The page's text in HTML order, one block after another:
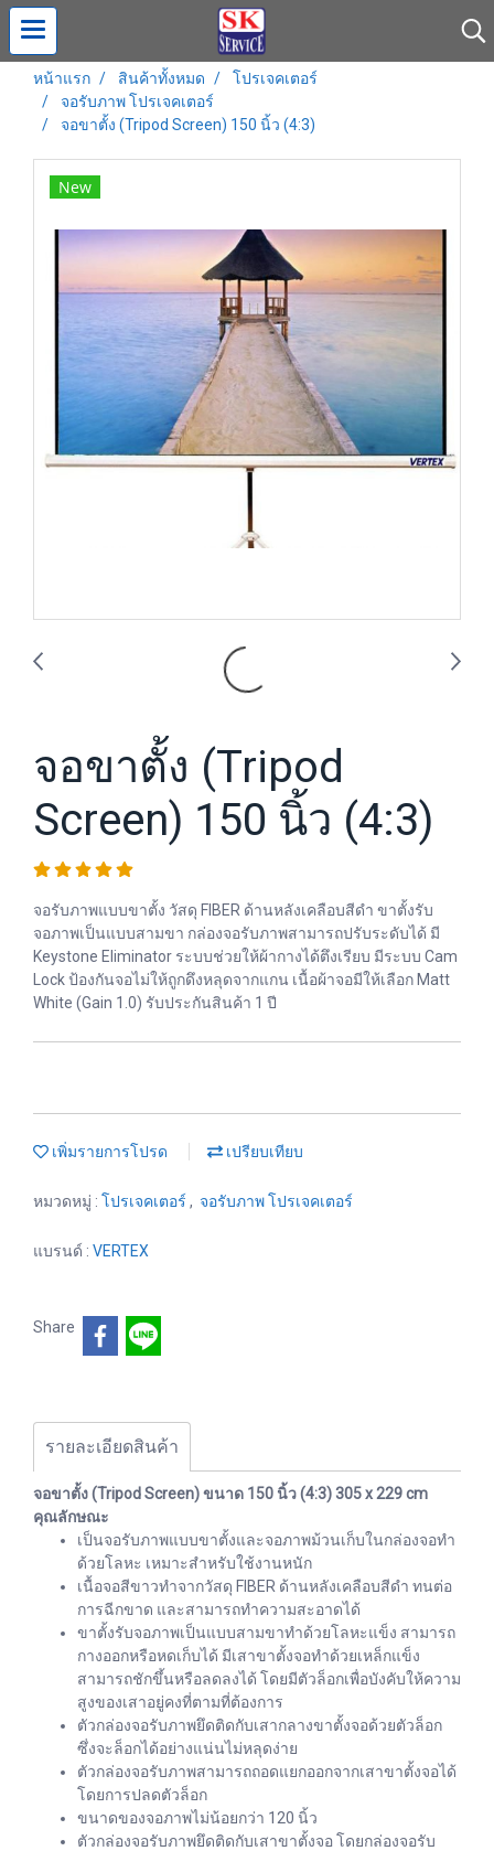
หน้าแรก สินค้าทั้งหมด
โปรเจคเตอร์
จอรับภาพ โปรเจคเตอร์
จอขาตั้ง (Tripod Screen) 150 นิ้ว (4:3)
New
จอขาตั้ง (Tripod
Screen) 150 นิ้ว (4:3)
จอรับภาพแบบขาตั้ง วัสดุ FIBER ด้านหลังเคลือบสีดำ ขาตั้งรับ
จอภาพเป็นแบบสามขา กล่องจอรับภาพสามารถปรับระดับได้ มี
Keystone Eliminator ระบบช่วยให้ผ้ากางได้ตึงเรียบ มีระบบ Cam
Lock ป้องกันจอไม่ให้ถูกดึงหลุดจากแกน เนื้อผ้าจอมีให้เลือก Matt
White (Gain 1.0) รับประกันสินค้า 1 ปี
เพิ่มรายการโปรด เปรียบเทียบ
หมวดหมู่ : โปรเจคเตอร์ , จอรับภาพ โปรเจคเตอร์
แบรนด์ : VERTEX
Share
รายละเอียดสินค้า
จอขาตั้ง (Tripod Screen) ขนาด 150 นิ้ว (4:3) 305 x 229 cm
คุณลักษณะ
เป็นจอรับภาพแบบขาตั้งและจอภาพม้วนเก็บในกล่องจอทำ
ด้วยโลหะ เหมาะสำหรับใช้งานหนัก
เนื้อจอสีขาวทำจากวัสดุ FIBER ด้านหลังเคลือบสีดำ ทนต่อ
การฉีกขาด และสามารถทำความสะอาดได้
ขาตั้งรับจอภาพเป็นแบบสามขาทำด้วยโลหะแข็ง สามารถ
กางออกหรือหดเก็บได้ มีเสาขาตั้งจอทำด้วยเหล็กแข็ง
สามารถชักขึ้นหรือลดลงได้ โดยมีตัวล็อกเพื่อบังคับให้ความ
สูงของเสาอยู่คงที่ตามที่ต้องการ
ตัวกล่องจอรับภาพยึดติดกับเสากลางขาตั้งจอด้วยตัวล็อก
ซึ่งจะล็อกได้อย่างแน่นไม่หลุดง่าย
ตัวกล่องจอรับภาพสามารถถอดแยกออกจากเสาขาตั้งจอได้
โดยการปลดตัวล็อก
ขนาดของจอภาพไม่น้อยกว่า 120 นิ้ว
ตัวกล่องจอรับภาพยึดติดกับเสาขาตั้งจอ โดยกล่องจอรับ